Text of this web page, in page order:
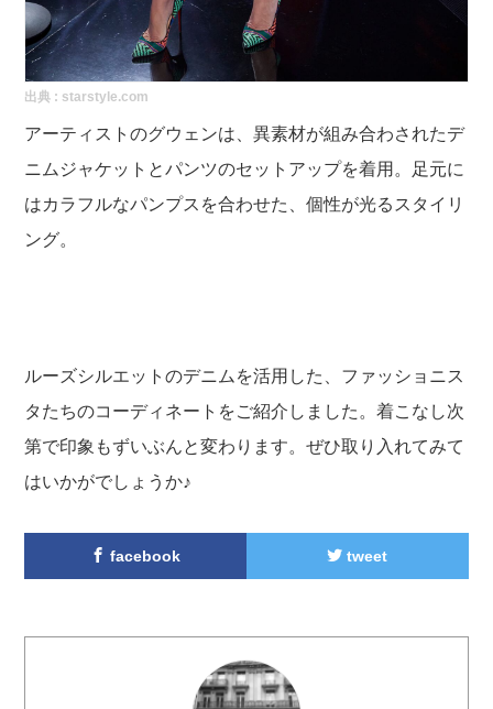
出典 : starstyle.com
アーティストのグウェンは、異素材が組み合わされたデ
ニムジャケットとパンツのセットアップを着用。足元に
はカラフルなパンプスを合わせた、個性が光るスタイリ
ング。
ルーズシルエットのデニムを活用した、ファッショニス
タたちのコーディネートをご紹介しました。着こなし次
第で印象もずいぶんと変わります。ぜひ取り入れてみて
はいかがでしょうか♪
facebook tweet